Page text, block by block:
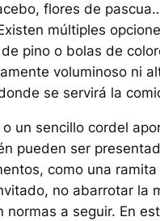
flores de
múltiples
pino o bolas de
voluminoso ni
se servirá la
un sencillo cordel
pueden ser
como una
no abarrotar la
normas a seguir. En